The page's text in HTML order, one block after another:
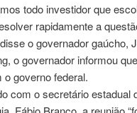
todo investidor que
rapidamente a
o governador
o governador informou
o governo federal.
com o secretário